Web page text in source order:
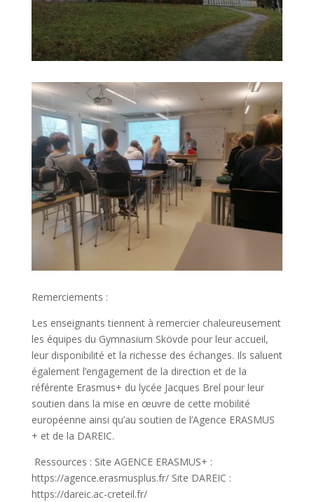
Remerciements :
Les enseignants tiennent à remercier chaleureusement
les équipes du Gymnasium Skövde pour leur accueil,
leur disponibilité et la richesse des échanges. Ils saluent
également l’engagement de la direction et de la
référente Erasmus+ du lycée Jacques Brel pour leur
soutien dans la mise en œuvre de cette mobilité
européenne ainsi qu’au soutien de l’Agence ERASMUS
+ et de la DAREIC.
Ressources : Site AGENCE ERASMUS+ :
https://agence.erasmusplus.fr/ Site DAREIC :
https://dareic.ac-creteil.fr/